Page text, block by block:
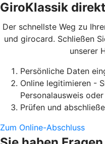
GiroKlassik
Der schnellste Weg zu
und girocard. Schließen
unserer
Persönliche Daten
Online legitimieren -
Personalausweis
Prüfen und
Zum Online-Abschluss